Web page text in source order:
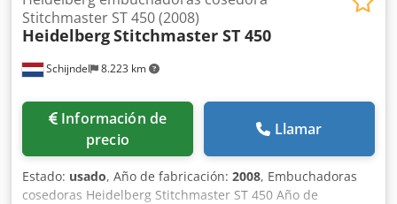
Schijndel 8.223 km
Stitchmaster ST 450 (2008)
HeidelbergStitchmaster ST 450
Información de
precio
Llamar
Estado: usado, Año de fabricación: 2008, Embuchadoras
cosedoras Heidelberg Stitchmaster ST 450 Año de